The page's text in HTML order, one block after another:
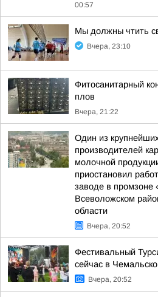
00:57
Мы должны чтить
Вчера, 23:10
Фитосанитарный
плов
Вчера, 21:22
Один из
производителей
молочной
приостановил
заводе в промзоне
Всеволожском
области
Вчера, 20:52
Фестивальный
сейчас в
Вчера, 20:52